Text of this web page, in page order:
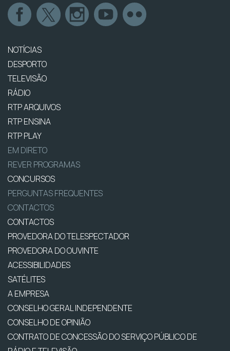
NOTÍCIAS
DESPORTO
TELEVISÃO
RÁDIO
RTP ARQUIVOS
RTP ENSINA
RTP PLAY
EM DIRETO
REVER PROGRAMAS
CONCURSOS
PERGUNTAS FREQUENTES
CONTACTOS
CONTACTOS
PROVEDORA DO TELESPECTADOR
PROVEDORA DO OUVINTE
ACESSIBILIDADES
SATÉLITES
A EMPRESA
CONSELHO GERAL INDEPENDENTE
CONSELHO DE OPINIÃO
CONTRATO DE CONCESSÃO DO SERVIÇO PÚBLICO DE